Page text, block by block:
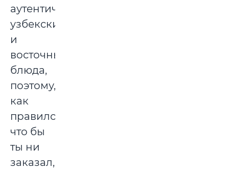
аутентичные
узбекские
и
восточные
блюда,
поэтому,
как
правило,
что бы
ты ни
заказал,